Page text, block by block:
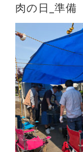
業務実績
お問い合わせ
採用情報
肉の日_準備